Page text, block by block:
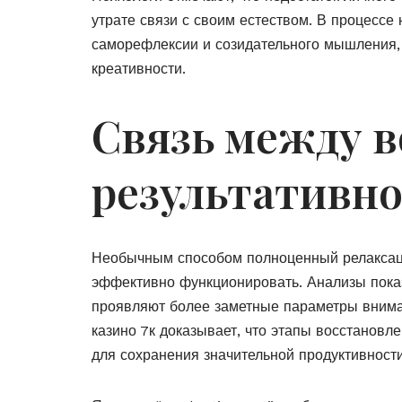
утрате связи с своим естеством. В
саморефлексии и созидательного
креативности.
Связь между
Необычным способом полноценный
эффективно функционировать. Анализы
проявляют более заметные параметры
казино 7к доказывает, что этапы
для сохранения значительной